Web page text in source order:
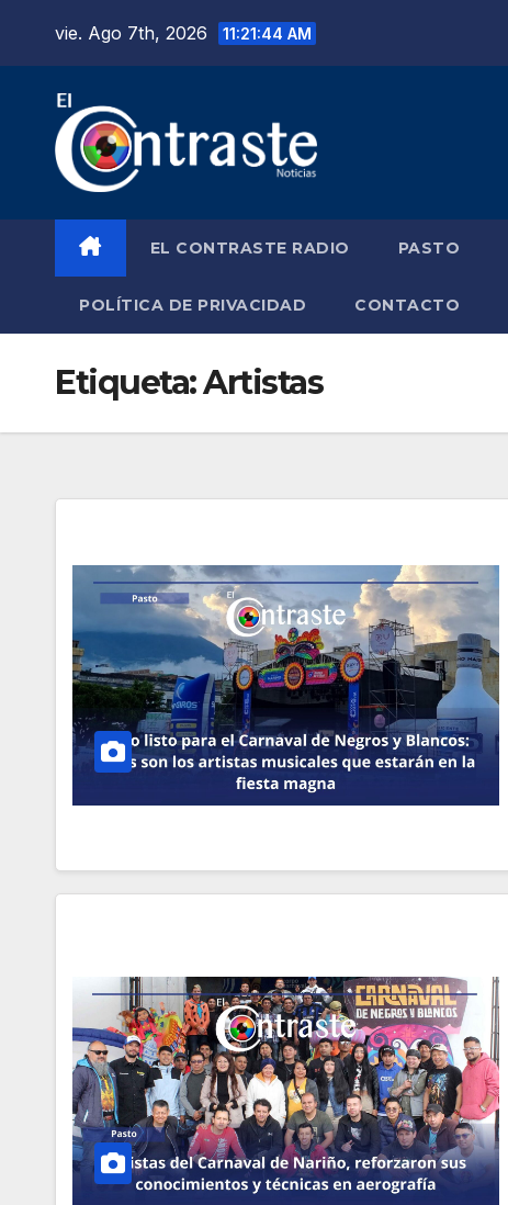
vie. Ago 7th, 2026 11:21:44 AM
EL CONTRASTE RADIO PASTO
POLÍTICA DE PRIVACIDAD CONTACTO
Etiqueta:Artistas